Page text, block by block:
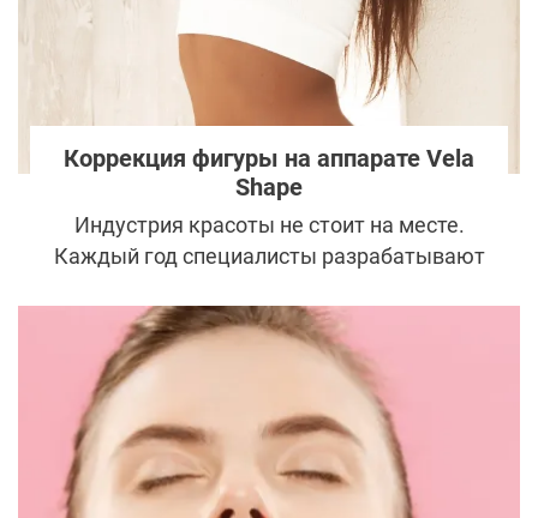
Коррекция фигуры на аппарате Vela
Shape
Индустрия красоты не стоит на месте.
Каждый год специалисты разрабатывают
методики для преображения внешности.
Одним из таких инновационных
инструментов для изменения фигуры в
лучшую сторону является аппарат Vela
Shape Syneron. В чем преимущества и
недостатки аппаратного похудения?